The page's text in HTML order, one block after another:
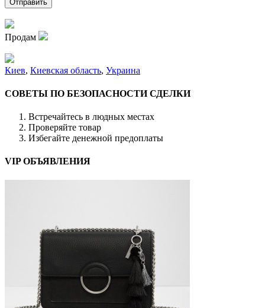
Продам
Киев, Киевская область, Украина
СОВЕТЫ ПО БЕЗОПАСНОСТИ СДЕЛКИ
Встречайтесь в людных местах
Проверяйте товар
Избегайте денежной предоплаты
VIP ОБЪЯВЛЕНИЯ